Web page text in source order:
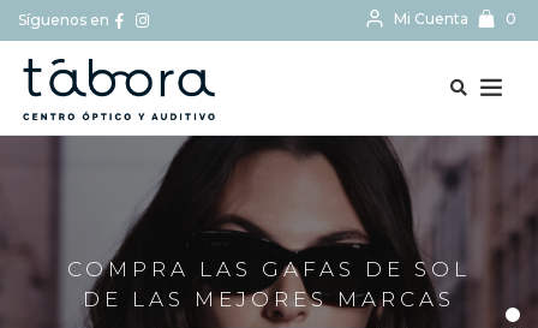
Síguenos en Mi Cuenta 0
COMPRA LAS GAFAS DE SOL
DE LAS MEJORES MARCAS